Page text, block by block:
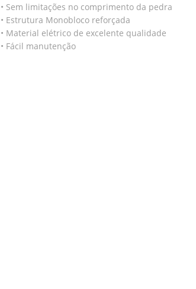
• Sem limitações no comprimento da pedra
• Estrutura Monobloco reforçada
• Material elétrico de excelente qualidade
• Fácil manutenção